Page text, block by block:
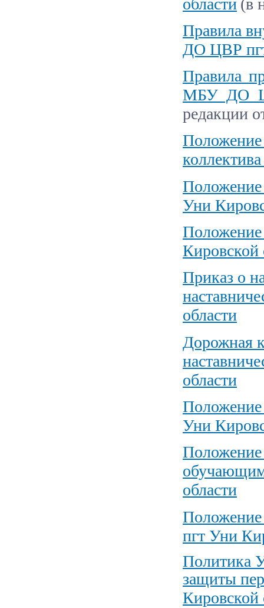
Правила
ДО ЦВР
Правила
МБУ ДО
редакции
Уни
Кировской
Приказ о
области
Дорожная
области
Уни
Положение
области
пгт Уни
Политика
защиты
Кировской